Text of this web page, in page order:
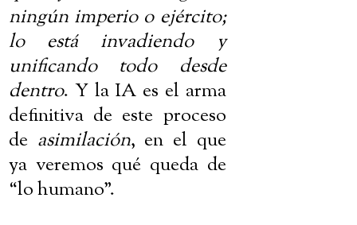
ningún imperio o ejército;
lo está invadiendo y
unificando todo desde
dentro. Y la IA es el arma
definitiva de este proceso
de asimilación, en el que
ya veremos qué queda de
“lo humano”.